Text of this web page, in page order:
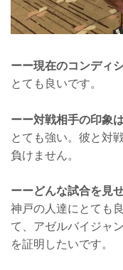
ーー現在のコンディ
とても良いです。
ーー対戦相手の印象
とても強い。彼と対
負けません。
ーーどんな試合を見
神戸の人達にとても
て、アゼルバイジャ
を証明したいです。